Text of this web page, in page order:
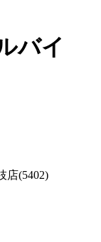
バイ
店(5402)